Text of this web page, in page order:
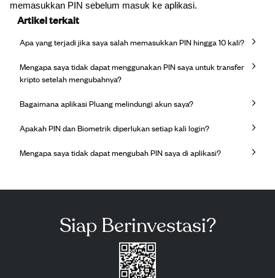
memasukkan PIN sebelum masuk ke aplikasi.
Artikel terkait
Apa yang terjadi jika saya salah memasukkan PIN hingga 10 kali?
Mengapa saya tidak dapat menggunakan PIN saya untuk transfer
kripto setelah mengubahnya?
Bagaimana aplikasi Pluang melindungi akun saya?
Apakah PIN dan Biometrik diperlukan setiap kali login?
Mengapa saya tidak dapat mengubah PIN saya di aplikasi?
Siap Berinvestasi?